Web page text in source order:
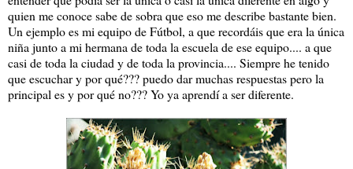
quien me conoce sabe de sobra que eso me describe bastante bien.
Un ejemplo es mi equipo de Fútbol, a que recordáis que era la única
niña junto a mi hermana de toda la escuela de ese equipo.... a que
casi de toda la ciudad y de toda la provincia.... Siempre he tenido
que escuchar y por qué??? puedo dar muchas respuestas pero la
principal es y por qué no??? Yo ya aprendí a ser diferente.